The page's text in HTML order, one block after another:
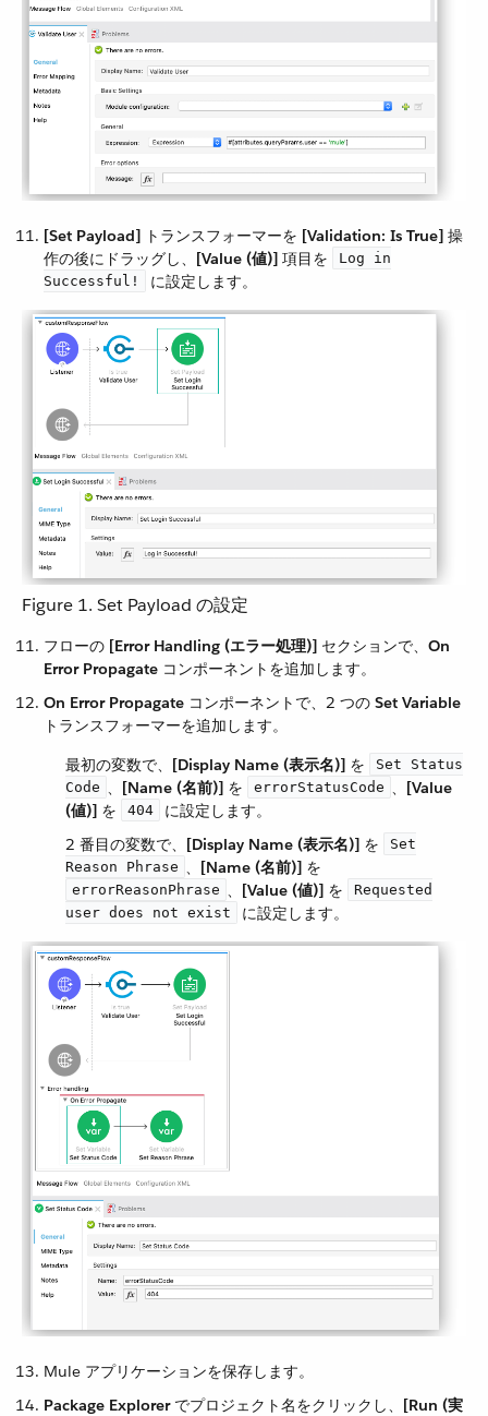
[Set Payload] ​ トランスフォーマーを ​ [Validation: Is True] ​ 操
作の後にドラッグし、​ [Value (値)] ​ 項目を ​
Log in
Successful!
​ に設定します。
Figure 1. Set Payload の設定
フローの ​ [Error Handling (エラー処理)] ​ セクションで、​ On
Error Propagate ​ コンポーネントを追加します。
On Error Propagate ​ コンポーネントで、2 つの ​ Set Variable
トランスフォーマーを追加します。
最初の変数で、​ [Display Name (表示名)] ​ を ​
Set Status
Code ​、​ [Name (名前)] ​ を ​ errorStatusCode ​、​ [Value
(値)] ​ を ​ 404
​ に設定します。
2 番目の変数で、​ [Display Name (表示名)] ​ を ​
Set
Reason Phrase ​、​ [Name (名前)] ​ を ​
errorReasonPhrase ​、​ [Value (値)] ​ を ​
Requested
user does not exist
​ に設定します。
Mule アプリケーションを保存します。
Package Explorer​ でプロジェクト名をクリックし、​ [Run (実